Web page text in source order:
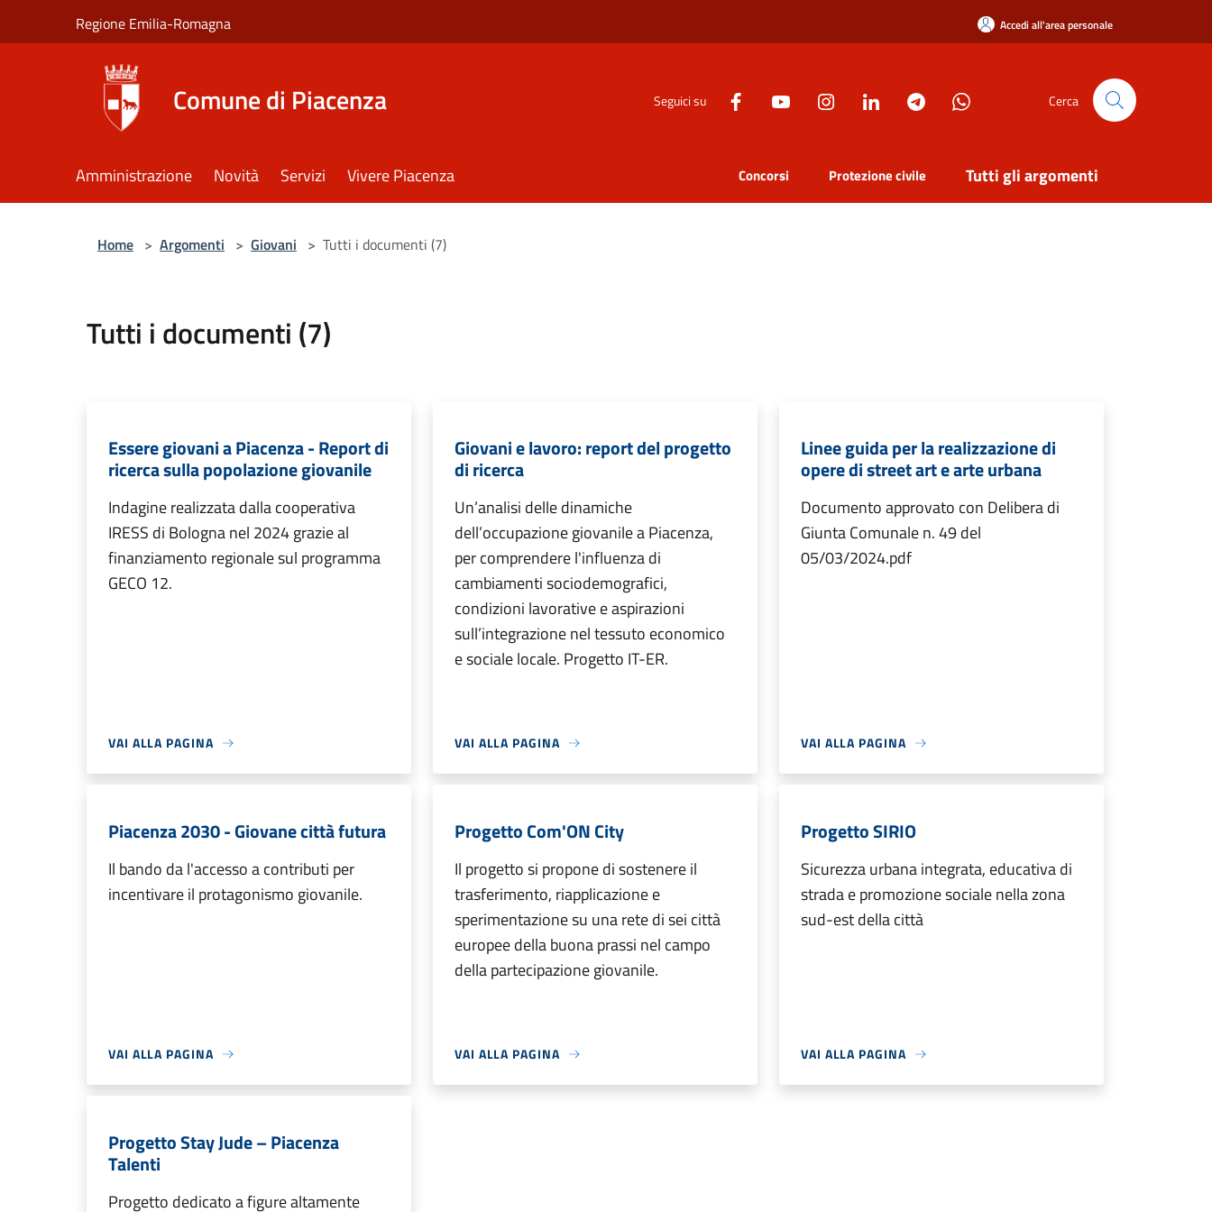
Regione Emilia-Romagna Accedi all'area personale
Comune di Piacenza Seguici su Cerca
Amministrazione Novità Servizi Vivere Piacenza Concorsi Protezione civile Tutti gli argomenti
Home > Argomenti > Giovani > Tutti i documenti (7)
Tutti i documenti (7)
Essere giovani a Piacenza - Report di
ricerca sulla popolazione giovanile
Indagine realizzata dalla cooperativa
IRESS di Bologna nel 2024 grazie al
finanziamento regionale sul programma
GECO 12.
VAI ALLA PAGINA
Giovani e lavoro: report del progetto
di ricerca
Un’analisi delle dinamiche
dell’occupazione giovanile a Piacenza,
per comprendere l'influenza di
cambiamenti sociodemografici,
condizioni lavorative e aspirazioni
sull’integrazione nel tessuto economico
e sociale locale. Progetto IT-ER.
VAI ALLA PAGINA
Linee guida per la realizzazione di
opere di street art e arte urbana
Documento approvato con Delibera di
Giunta Comunale n. 49 del
05/03/2024.pdf
VAI ALLA PAGINA
Piacenza 2030 - Giovane città futura
Il bando da l'accesso a contributi per
incentivare il protagonismo giovanile.
VAI ALLA PAGINA
Progetto Com'ON City
Il progetto si propone di sostenere il
trasferimento, riapplicazione e
sperimentazione su una rete di sei città
europee della buona prassi nel campo
della partecipazione giovanile.
VAI ALLA PAGINA
Progetto SIRIO
Sicurezza urbana integrata, educativa di
strada e promozione sociale nella zona
sud-est della città
VAI ALLA PAGINA
Progetto Stay Jude – Piacenza
Talenti
Progetto dedicato a figure altamente